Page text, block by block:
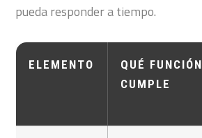
pueda responder a tiempo.
ELEMENTO
QUÉ FUNCIÓN
CUMPLE